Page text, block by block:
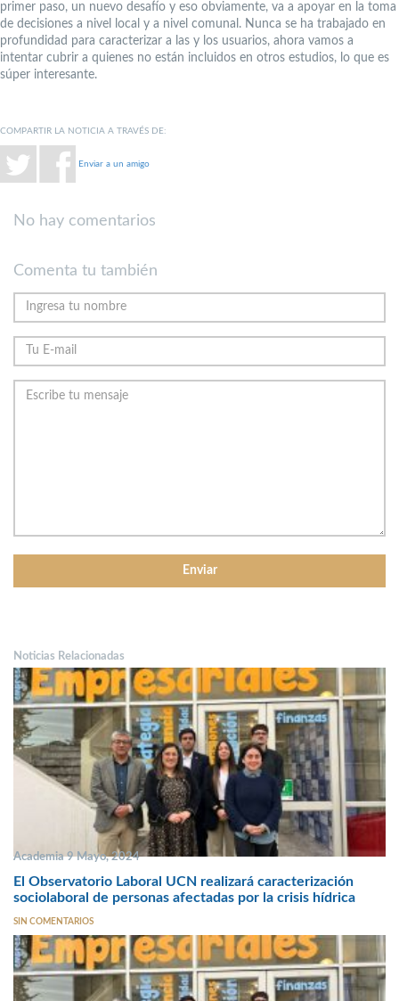
primer paso, un nuevo desafío y eso obviamente, va a apoyar en la toma
de decisiones a nivel local y a nivel comunal. Nunca se ha trabajado en
profundidad para caracterizar a las y los usuarios, ahora vamos a
intentar cubrir a quienes no están incluidos en otros estudios, lo que es
súper interesante.
COMPARTIR LA NOTICIA A TRAVÉS DE:
Enviar a un amigo
No hay comentarios
Comenta tu también
Noticias Relacionadas
Academia 9 Mayo, 2024
El Observatorio Laboral UCN realizará caracterización
sociolaboral de personas afectadas por la crisis hídrica
SIN COMENTARIOS